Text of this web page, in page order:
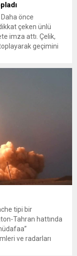
Daha önce
çeken ünlü
imza attı. Çelik,
geçimini
tipi bir
Tahran hattında
ve radarları